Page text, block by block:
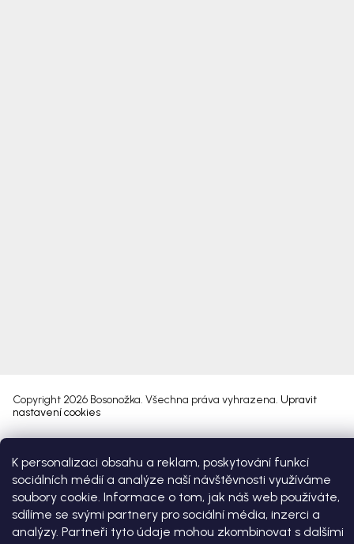
K personalizaci obsahu a reklam, poskytování funkcí
sociálních médií a analýze naší návštěvnosti využíváme
soubory cookie. Informace o tom, jak náš web používáte,
sdílíme se svými partnery pro sociální média, inzerci a
analýzy. Partneři tyto údaje mohou zkombinovat s dalšími
Copyright 2026 Bosonožka. Všechna práva vyhrazena. Upravit
nastavení cookies